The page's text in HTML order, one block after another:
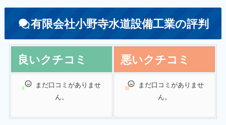
有限会社小野寺水道設備工業の評判
良いクチコミ 悪いクチコミ
まだ口コミがありませ
ん。
まだ口コミがありませ
ん。